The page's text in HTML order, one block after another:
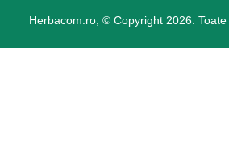
Herbacom.ro, © Copyright 2026.